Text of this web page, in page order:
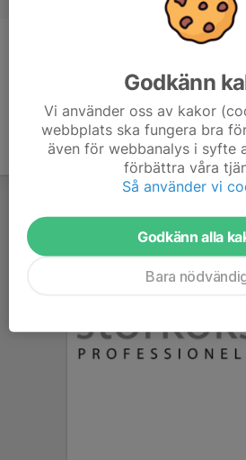
Godkänn
Vi använder oss av kakor
webbplats ska fungera bra
även för webbanalys i syfte
förbättra våra
Så använder vi
Godkänn alla
Bara